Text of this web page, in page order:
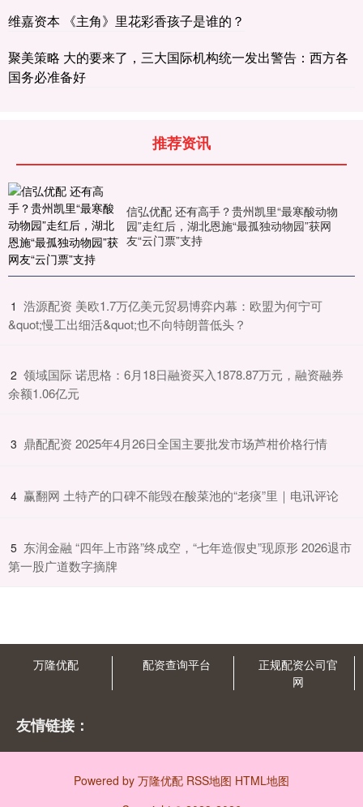
维嘉资本 《主角》里花彩香孩子是谁的？
聚美策略 大的要来了，三大国际机构统一发出警告：西方各
国务必准备好
推荐资讯
信弘优配 还有高手？贵州凯里“最寒酸动物
园”走红后，湖北恩施“最孤独动物园”获网
友“云门票”支持
1 ​浩源配资 美欧1.7万亿美元贸易博弈内幕：欧盟为何宁可
&quot;慢工出细活&quot;也不向特朗普低头？
2 ​领域国际 诺思格：6月18日融资买入1878.87万元，融资融券
余额1.06亿元
3 ​鼎配配资 2025年4月26日全国主要批发市场芦柑价格行情
4 ​赢翻网 土特产的口碑不能毁在酸菜池的“老痰”里｜电讯评论
5 ​东润金融 “四年上市路”终成空，“七年造假史”现原形 2026退市
第一股广道数字摘牌
万隆优配 配资查询平台
正规配资公司官
网
友情链接：
Powered by 万隆优配 RSS地图 HTML地图